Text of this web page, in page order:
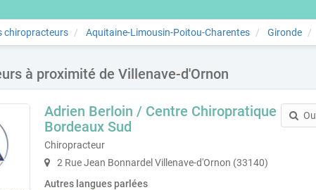
chiropracteurs Aquitaine-Limousin-Poitou-Charentes Gironde
à proximité de Villenave-d'Ornon
Adrien Berloin / Centre Chiropratique
Bordeaux Sud
Chiropracteur
2 Rue Jean Bonnardel Villenave-d'Ornon (33140)
Autres langues parlées